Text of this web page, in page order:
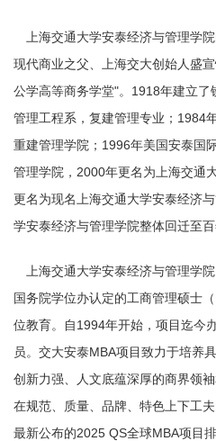
上海交通大学安泰经济与管理学
现代商业之父、上海交大创始人盛
公学高等商务学堂"。1918年建立
管理工程系，复建管理专业；1984
重建管理学院；1996年美国安泰国
管理学院，2000年更名为上海交通
更名为现名上海交通大学安泰经济
学安泰经济与管理学院整体回迁至百
上海交通大学安泰经济与管理学
国务院学位办认定的工商管理硕士
位教育。自1994年开始，项目迄今
员。交大安泰MBA项目致力于培养
创新力强、人文底蕴深厚的商界领
在规范、质量、品牌、特色上下工
最新公布的2025 QS全球MBA项目